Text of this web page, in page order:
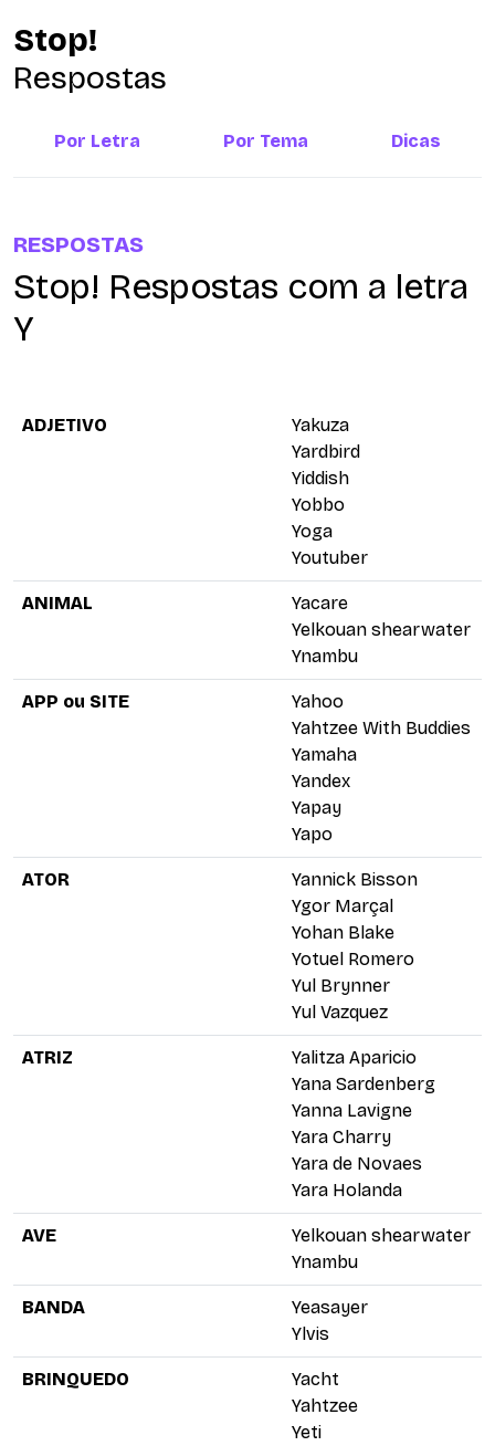
Stop!
Respostas
Por Letra Por Tema Dicas
RESPOSTAS
Stop! Respostas com a letra
Y
ADJETIVO
Yakuza
Yardbird
Yiddish
Yobbo
Yoga
Youtuber
ANIMAL
Yacare
Yelkouan shearwater
Ynambu
APP ou SITE
Yahoo
Yahtzee With Buddies
Yamaha
Yandex
Yapay
Yapo
ATOR
Yannick Bisson
Ygor Marçal
Yohan Blake
Yotuel Romero
Yul Brynner
Yul Vazquez
ATRIZ
Yalitza Aparicio
Yana Sardenberg
Yanna Lavigne
Yara Charry
Yara de Novaes
Yara Holanda
AVE
Yelkouan shearwater
Ynambu
BANDA
Yeasayer
Ylvis
BRINQUEDO
Yacht
Yahtzee
Yeti